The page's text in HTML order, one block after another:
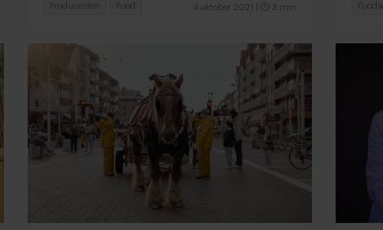
4 oktober 2021 3 min
Producenten Food